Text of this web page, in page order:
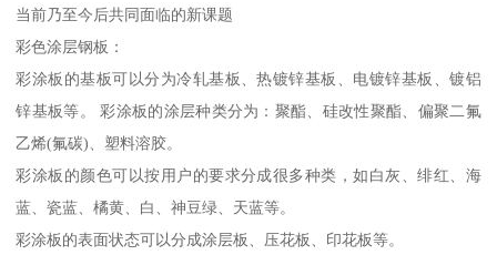
当前乃至今后共同面临的新课题
彩色涂层钢板：
彩涂板的基板可以分为冷轧基板、热镀锌基板、电镀锌基板、镀铝
锌基板等。 彩涂板的涂层种类分为：聚酯、硅改性聚酯、偏聚二氟
乙烯(氟碳)、塑料溶胶。
彩涂板的颜色可以按用户的要求分成很多种类，如白灰、绯红、海
蓝、瓷蓝、橘黄、白、神豆绿、天蓝等。
彩涂板的表面状态可以分成涂层板、压花板、印花板等。